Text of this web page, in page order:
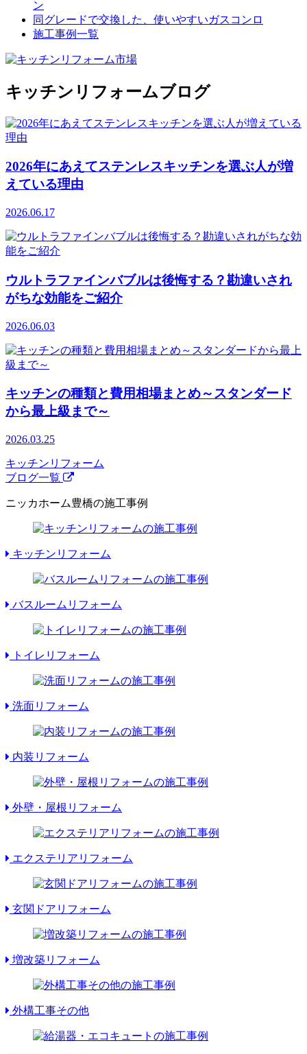
ン
同グレードで交換した、使いやすいガスコンロ
施工事例一覧
キッチンリフォームブログ
2026年にあえてステンレスキッチンを選ぶ人が増
えている理由
2026.06.17
ウルトラファインバブルは後悔する？勘違いされ
がちな効能をご紹介
2026.06.03
キッチンの種類と費用相場まとめ～スタンダード
から最上級まで～
2026.03.25
キッチンリフォーム
ブログ一覧
ニッカホーム豊橋の施工事例
キッチンリフォーム
バスルームリフォーム
トイレリフォーム
洗面リフォーム
内装リフォーム
外壁・屋根リフォーム
エクステリアリフォーム
玄関ドアリフォーム
増改築リフォーム
外構工事その他